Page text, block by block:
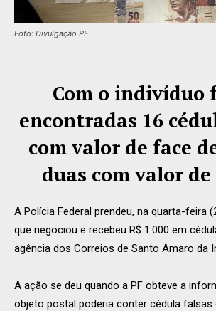
Foto: Divulgação PF
Com o indivíduo
encontradas 16
com valor de face
duas com valor de
A Polícia Federal prendeu, na quarta-feira
que negociou e recebeu R$ 1.000 em
agência dos Correios de Santo Amaro da
A ação se deu quando a PF obteve a
objeto postal poderia conter cédula falsas